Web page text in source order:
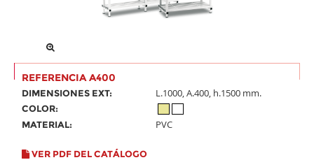
REFERENCIA A400
DIMENSIONES EXT: L.1000, A.400, h.1500 mm.
COLOR:
MATERIAL:
PVC
VER PDF DEL CATÁLOGO